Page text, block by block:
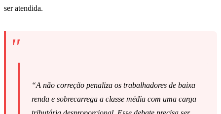
ser atendida.
“A não correção penaliza os trabalhadores de baixa
renda e sobrecarrega a classe média com uma carga